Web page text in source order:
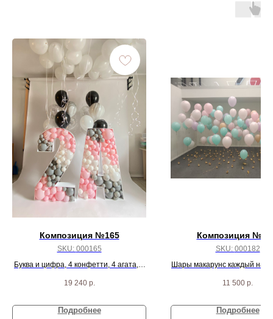
Композиция №165
SKU: 000165
Буква и цифра, 4 конфетти, 4 агата, 4
19 240 р.
Подробнее
Композиция №
SKU: 000182
Шары макарунс каждый на
11 500 р.
Подробнее